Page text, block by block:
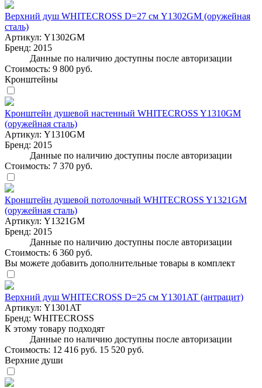
Верхний душ WHITECROSS D=27 см Y1302GM (оружейная
сталь)
Артикул: Y1302GM
Бренд: 2015
Данные по наличию доступны после авторизации
Стоимость: 9 800 руб.
Кронштейны
Кронштейн душевой настенный WHITECROSS Y1310GM
(оружейная сталь)
Артикул: Y1310GM
Бренд: 2015
Данные по наличию доступны после авторизации
Стоимость: 7 370 руб.
Кронштейн душевой потолочный WHITECROSS Y1321GM
(оружейная сталь)
Артикул: Y1321GM
Бренд: 2015
Данные по наличию доступны после авторизации
Стоимость: 6 360 руб.
Вы можете добавить дополнительные товары в комплект
Верхний душ WHITECROSS D=25 см Y1301AT (антрацит)
Артикул: Y1301AT
Бренд: WHITECROSS
К этому товару подходят
Данные по наличию доступны после авторизации
Стоимость: 12 416 руб. 15 520 руб.
Верхние души